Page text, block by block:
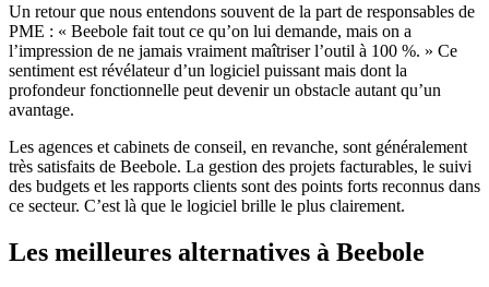
Un retour que nous entendons souvent de la part de responsables de
PME : « Beebole fait tout ce qu’on lui demande, mais on a
l’impression de ne jamais vraiment maîtriser l’outil à 100 %. » Ce
sentiment est révélateur d’un logiciel puissant mais dont la
profondeur fonctionnelle peut devenir un obstacle autant qu’un
avantage.
Les agences et cabinets de conseil, en revanche, sont généralement
très satisfaits de Beebole. La gestion des projets facturables, le suivi
des budgets et les rapports clients sont des points forts reconnus dans
ce secteur. C’est là que le logiciel brille le plus clairement.
Les meilleures alternatives à Beebole